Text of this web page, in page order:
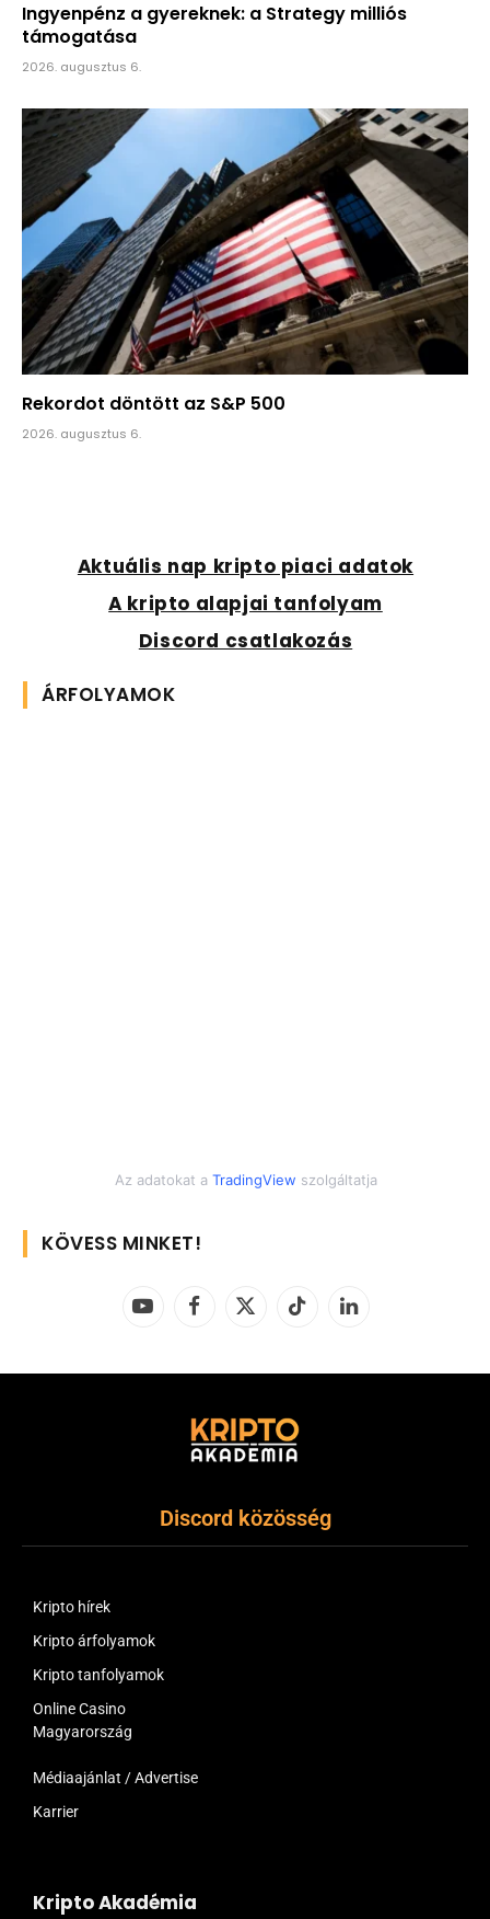
Ingyenpénz a gyereknek: a Strategy milliós
támogatása
2026. augusztus 6.
Rekordot döntött az S&P 500
2026. augusztus 6.
Aktuális nap kripto piaci adatok
A kripto alapjai tanfolyam
Discord csatlakozás
ÁRFOLYAMOK
Az adatokat a TradingView szolgáltatja
KÖVESS MINKET!
YouTubeFacebook
X
TikTok LinkedIn
Discord közösség
Kripto hírek
Kripto árfolyamok
Kripto tanfolyamok
Online Casino
Magyarország
Médiaajánlat / Advertise
Karrier
Kripto Akadémia